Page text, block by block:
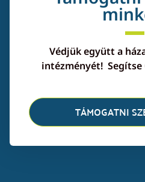
Védjük együtt a
intézményét! Segítse
TÁMOGATNI